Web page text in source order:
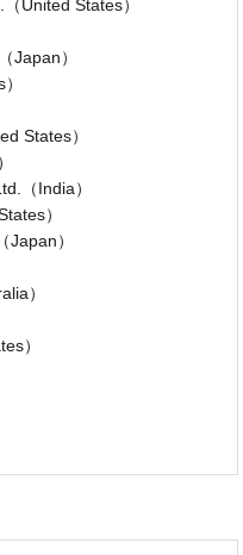
United States）
Japan）
States）
（India）
）
）
）
）